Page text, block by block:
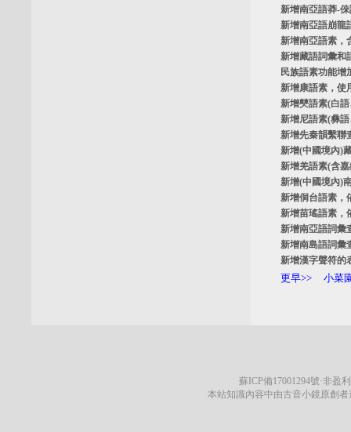
新增南亞語莽-倈
新增南亞語崩龍
新增南亞語素，
新增藏語詞彙和
民族語素功能
新增康語素，使
新增僰語素(白
新增尼語素(彝
新增先秦韻繫聯
新增(中國境內)
新增羌語素(含
新增(中國境內)
新增侗台語素，
新增苗瑤語素，
新增南亞語詞彙
新增南島語詞彙
新增漢字聲符的
更早>> 小菜
蘇ICP備17001294號·非盈
本站知識內容中由古音小鏡原創